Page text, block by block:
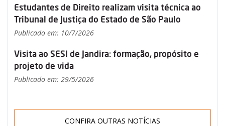
Estudantes de Direito realizam visita técnica ao
Tribunal de Justiça do Estado de São Paulo
Publicado em: 10/7/2026
Visita ao SESI de Jandira: formação, propósito e
projeto de vida
Publicado em: 29/5/2026
CONFIRA OUTRAS NOTÍCIAS